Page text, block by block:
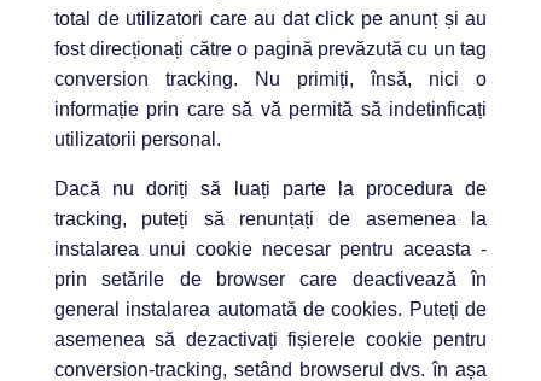
total de utilizatori care au dat click pe anunț și au
fost direcționați către o pagină prevăzută cu un tag
conversion tracking. Nu primiți, însă, nici o
informație prin care să vă permită să indetinficați
utilizatorii personal.
Dacă nu doriți să luați parte la procedura de
tracking, puteți să renunțați de asemenea la
instalarea unui cookie necesar pentru aceasta -
prin setările de browser care deactivează în
general instalarea automată de cookies. Puteți de
asemenea să dezactivați fișierele cookie pentru
conversion-tracking, setând browserul dvs. în așa